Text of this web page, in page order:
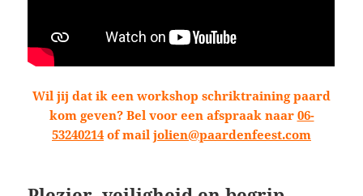
Wil jij dat ik een workshop schriktraining paard
kom geven? Bel voor een afspraak naar 06-
53240214 of mail jolien@paardenfeest.com